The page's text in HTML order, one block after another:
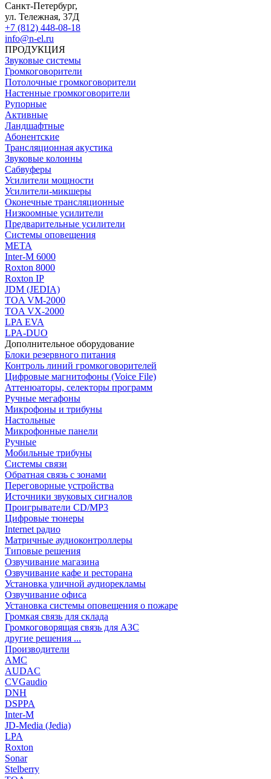
Санкт-Петербург,
ул. Тележная, 37Д
+7 (812) 448-08-18
info@n-el.ru
ПРОДУКЦИЯ
Звуковые системы
Громкоговорители
Потолочные громкоговорители
Настенные громкоговорители
Рупорные
Активные
Ландшафтные
Абонентские
Трансляционная акустика
Звуковые колонны
Сабвуферы
Усилители мощности
Усилители-микшеры
Оконечные трансляционные
Низкоомные усилители
Предварительные усилители
Системы оповещения
МЕТА
Inter-M 6000
Roxton 8000
Roxton IP
JDM (JEDIA)
TOA VM-2000
TOA VX-2000
LPA EVA
LPA-DUO
Дополнительное оборудование
Блоки резервного питания
Контроль линий громкоговорителей
Цифровые магнитофоны (Voice File)
Аттенюаторы, селекторы программ
Ручные мегафоны
Микрофоны и трибуны
Настольные
Микрофонные панели
Ручные
Мобильные трибуны
Системы связи
Обратная связь с зонами
Переговорные устройства
Источники звуковых сигналов
Проигрыватели CD/MP3
Цифровые тюнеры
Internet радио
Матричные аудиоконтроллеры
Типовые решения
Озвучивание магазина
Озвучивание кафе и ресторана
Установка уличной аудиорекламы
Озвучивание офиса
Установка системы оповещения о пожаре
Громкая связь для склада
Громкоговорящая связь для АЗС
другие решения ...
Производители
AMC
AUDAC
CVGaudio
DNH
DSPPA
Inter-M
JD-Media (Jedia)
LPA
Roxton
Sonar
Stelberry